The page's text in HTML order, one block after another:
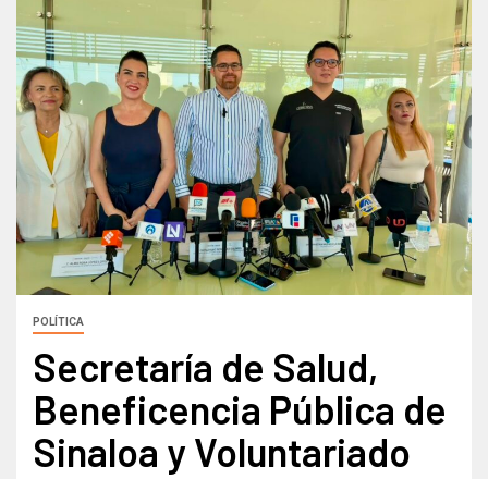
POLÍTICA
Secretaría de Salud,
Beneficencia Pública de
Sinaloa y Voluntariado